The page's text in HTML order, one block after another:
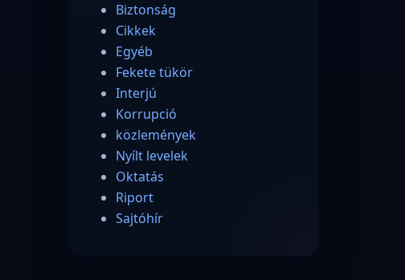
Biztonság
Cikkek
Egyéb
Fekete tükör
Interjú
Korrupció
közlemények
Nyílt levelek
Oktatás
Riport
Sajtóhír